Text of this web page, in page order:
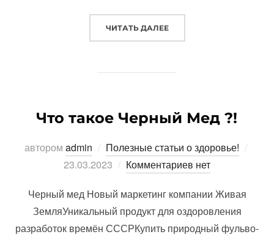
ЧИТАТЬ ДАЛЕЕ«3 ВАРИАНТА ПРИЕМА
Что такое Черный Мед ?!
автором admin Полезные статьи о здоровье!
23.03.2023
Комментариев нет
Черный мед Новый маркетинг компании Живая
ЗемляУникальный продукт для оздоровления
разработок времён СССРКупить природный фульво-